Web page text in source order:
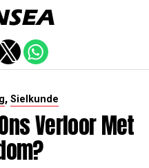
, Sielkunde
Verloor Met